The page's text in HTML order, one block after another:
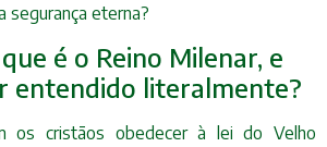
segurança eterna?
que é o Reino Milenar, e
entendido literalmente?
os cristãos obedecer à lei do Velho